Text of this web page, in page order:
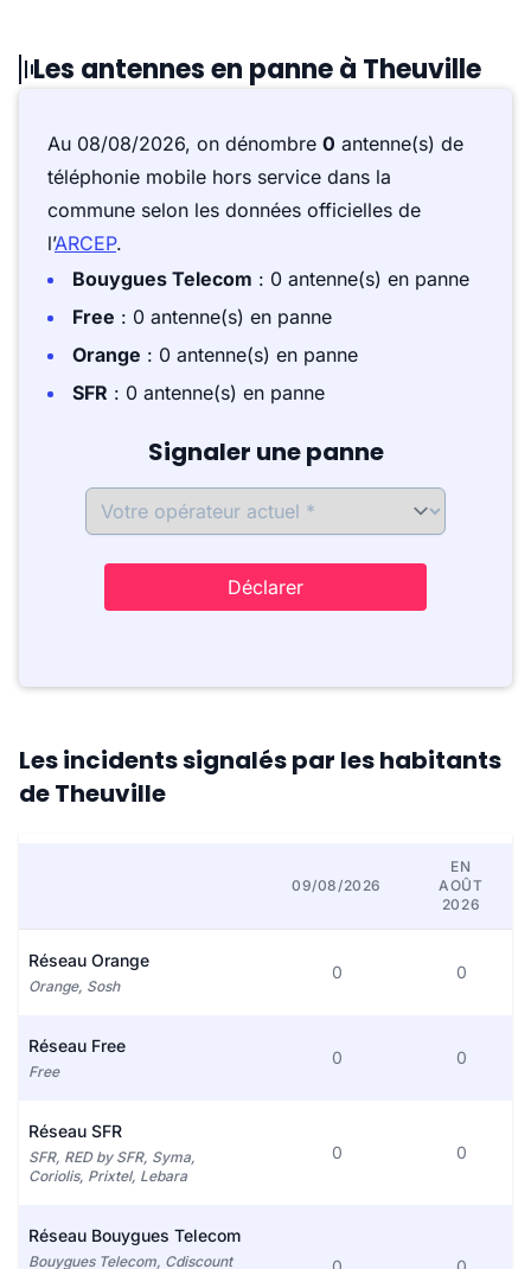
Les antennes en panne à Theuville
Au 08/08/2026, on dénombre 0 antenne(s) de
téléphonie mobile hors service dans la
commune selon les données officielles de
l’ARCEP.
Bouygues Telecom : 0 antenne(s) en panne
Free : 0 antenne(s) en panne
Orange : 0 antenne(s) en panne
SFR : 0 antenne(s) en panne
Signaler une panne
Déclarer
Les incidents signalés par les habitants
de Theuville
09/08/2026
EN
AOÛT
2026
Réseau Orange
Orange, Sosh
0 0
Réseau Free
Free
0 0
Réseau SFR
SFR, RED by SFR, Syma,
Coriolis, Prixtel, Lebara
0 0
Réseau Bouygues Telecom
Bouygues Telecom, Cdiscount